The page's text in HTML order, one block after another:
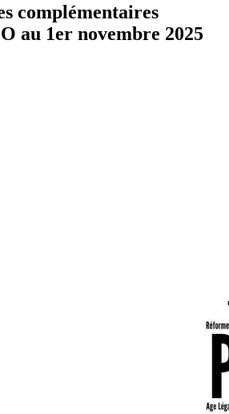
complémentaires
au 1er novembre 2025